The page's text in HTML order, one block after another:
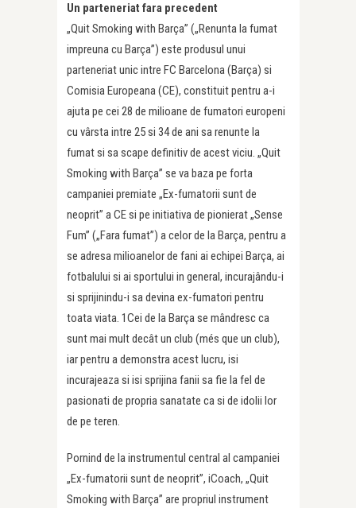
Un parteneriat fara precedent
„Quit Smoking with Barça” („Renunta la fumat
impreuna cu Barça”) este produsul unui
parteneriat unic intre FC Barcelona (Barça) si
Comisia Europeana (CE), constituit pentru a-i
ajuta pe cei 28 de milioane de fumatori europeni
cu vârsta intre 25 si 34 de ani sa renunte la
fumat si sa scape definitiv de acest viciu. „Quit
Smoking with Barça” se va baza pe forta
campaniei premiate „Ex-fumatorii sunt de
neoprit” a CE si pe initiativa de pionierat „Sense
Fum” („Fara fumat”) a celor de la Barça, pentru a
se adresa milioanelor de fani ai echipei Barça, ai
fotbalului si ai sportului in general, incurajându-i
si sprijinindu-i sa devina ex-fumatori pentru
toata viata. 1Cei de la Barça se mândresc ca
sunt mai mult decât un club (més que un club),
iar pentru a demonstra acest lucru, isi
incurajeaza si isi sprijina fanii sa fie la fel de
pasionati de propria sanatate ca si de idolii lor
de pe teren.
Pornind de la instrumentul central al campaniei
„Ex-fumatorii sunt de neoprit”, iCoach, „Quit
Smoking with Barça” are propriul instrument